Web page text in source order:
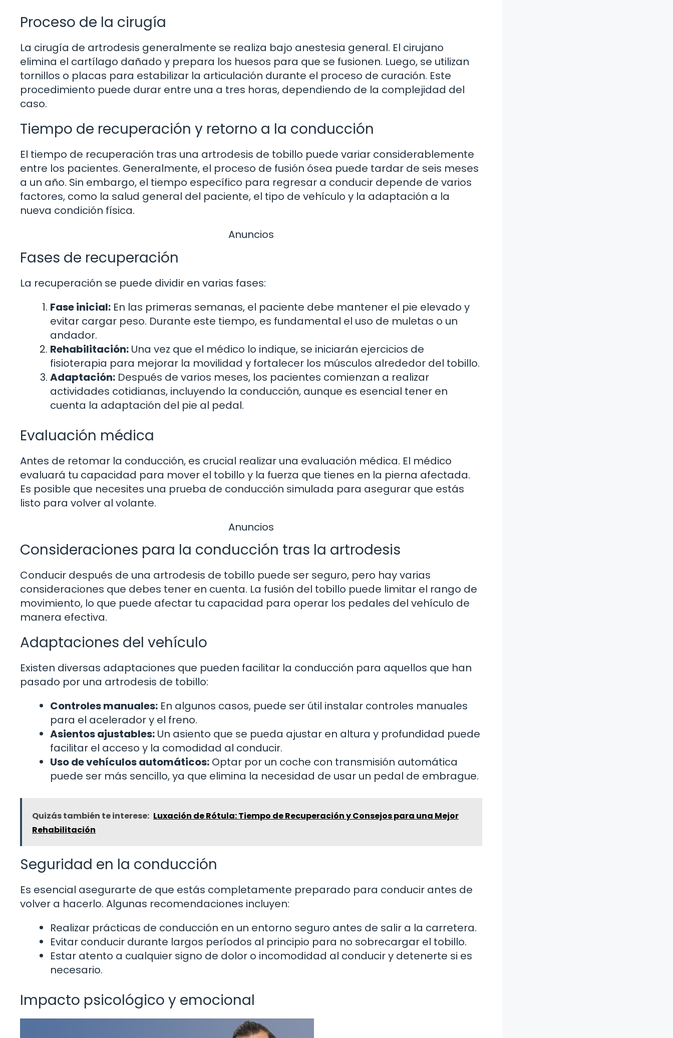
Proceso de la cirugía
La cirugía de artrodesis generalmente se realiza bajo anestesia general. El cirujano
elimina el cartílago dañado y prepara los huesos para que se fusionen. Luego, se utilizan
tornillos o placas para estabilizar la articulación durante el proceso de curación. Este
procedimiento puede durar entre una a tres horas, dependiendo de la complejidad del
caso.
Tiempo de recuperación y retorno a la conducción
El tiempo de recuperación tras una artrodesis de tobillo puede variar considerablemente
entre los pacientes. Generalmente, el proceso de fusión ósea puede tardar de seis meses
a un año. Sin embargo, el tiempo específico para regresar a conducir depende de varios
factores, como la salud general del paciente, el tipo de vehículo y la adaptación a la
nueva condición física.
Anuncios
Fases de recuperación
La recuperación se puede dividir en varias fases:
Fase inicial: En las primeras semanas, el paciente debe mantener el pie elevado y
evitar cargar peso. Durante este tiempo, es fundamental el uso de muletas o un
andador.
Rehabilitación: Una vez que el médico lo indique, se iniciarán ejercicios de
fisioterapia para mejorar la movilidad y fortalecer los músculos alrededor del tobillo.
Adaptación: Después de varios meses, los pacientes comienzan a realizar
actividades cotidianas, incluyendo la conducción, aunque es esencial tener en
cuenta la adaptación del pie al pedal.
Evaluación médica
Antes de retomar la conducción, es crucial realizar una evaluación médica. El médico
evaluará tu capacidad para mover el tobillo y la fuerza que tienes en la pierna afectada.
Es posible que necesites una prueba de conducción simulada para asegurar que estás
listo para volver al volante.
Anuncios
Consideraciones para la conducción tras la artrodesis
Conducir después de una artrodesis de tobillo puede ser seguro, pero hay varias
consideraciones que debes tener en cuenta. La fusión del tobillo puede limitar el rango de
movimiento, lo que puede afectar tu capacidad para operar los pedales del vehículo de
manera efectiva.
Adaptaciones del vehículo
Existen diversas adaptaciones que pueden facilitar la conducción para aquellos que han
pasado por una artrodesis de tobillo:
Controles manuales: En algunos casos, puede ser útil instalar controles manuales
para el acelerador y el freno.
Asientos ajustables: Un asiento que se pueda ajustar en altura y profundidad puede
facilitar el acceso y la comodidad al conducir.
Uso de vehículos automáticos: Optar por un coche con transmisión automática
puede ser más sencillo, ya que elimina la necesidad de usar un pedal de embrague.
Quizás también te interese: Luxación de Rótula: Tiempo de Recuperación y Consejos para una Mejor
Rehabilitación
Seguridad en la conducción
Es esencial asegurarte de que estás completamente preparado para conducir antes de
volver a hacerlo. Algunas recomendaciones incluyen:
Realizar prácticas de conducción en un entorno seguro antes de salir a la carretera.
Evitar conducir durante largos períodos al principio para no sobrecargar el tobillo.
Estar atento a cualquier signo de dolor o incomodidad al conducir y detenerte si es
necesario.
Impacto psicológico y emocional